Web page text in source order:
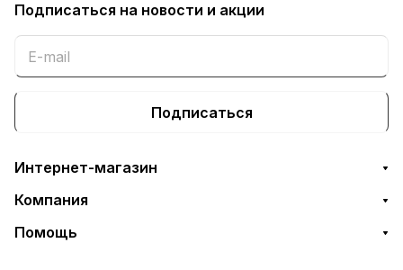
Подписаться на новости и акции
Подписаться
Интернет-магазин
Компания
Помощь